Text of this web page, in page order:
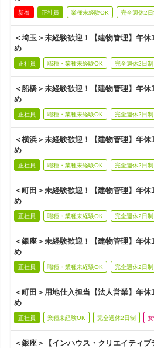
新着 正社員 業種未経験OK 完全週休2日
＜埼玉＞未経験歓迎！【建物管理】年
め
正社員 職種・業種未経験OK 完全週休2日制
＜船橋＞未経験歓迎！【建物管理】年
め
正社員 職種・業種未経験OK 完全週休2日制
＜横浜＞未経験歓迎！【建物管理】年
め
正社員 職種・業種未経験OK 完全週休2日制
＜町田＞未経験歓迎！【建物管理】年
め
正社員 職種・業種未経験OK 完全週休2日制
＜銀座＞未経験歓迎！【建物管理】年
め
正社員 職種・業種未経験OK 完全週休2日制
＜町田＞用地仕入担当【法人営業】年
め
正社員 業種未経験OK 完全週休2日制
＜銀座＞【インハウス・クリエイティ